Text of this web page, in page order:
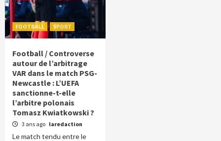
FOOTBALL SPORT
Football / Controverse
autour de l’arbitrage
VAR dans le match PSG-
Newcastle : L’UEFA
sanctionne-t-elle
l’arbitre polonais
Tomasz Kwiatkowski ?
3 ans ago laredaction
Le match tendu entre le